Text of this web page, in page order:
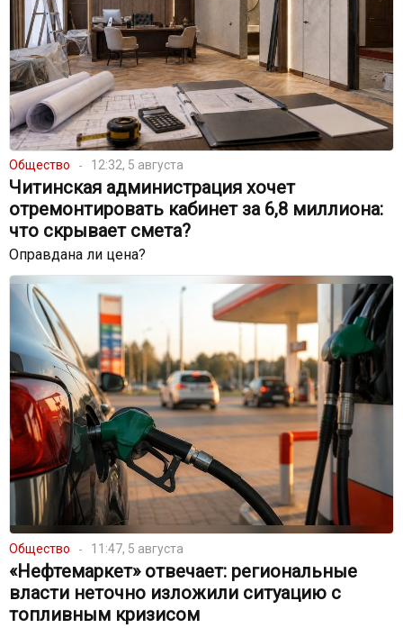
Общество 12:32, 5 августа
Читинская администрация хочет
отремонтировать кабинет за 6,8 миллиона:
что скрывает смета?
Оправдана ли цена?
Общество 11:47, 5 августа
«Нефтемаркет» отвечает: региональные
власти неточно изложили ситуацию с
топливным кризисом